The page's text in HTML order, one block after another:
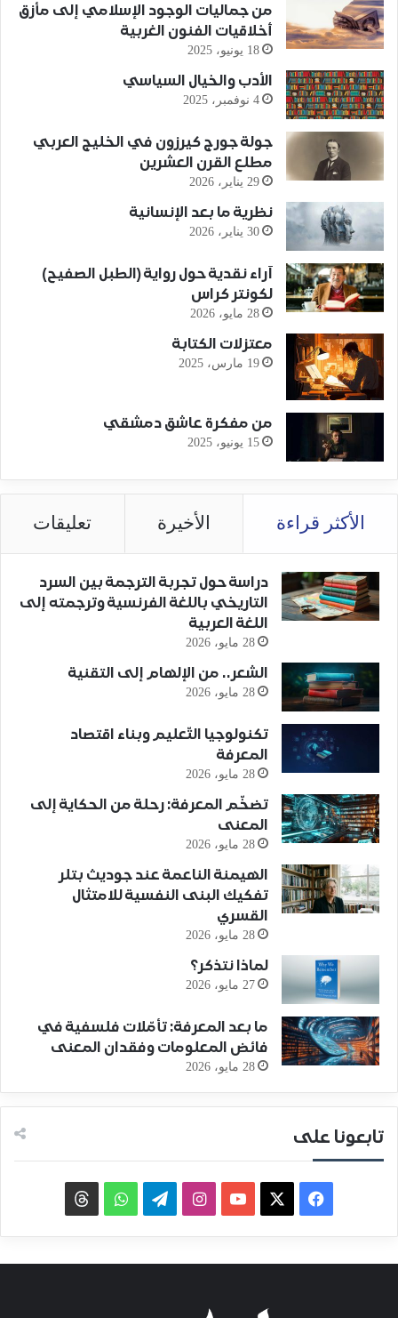
من جماليات الوجود الإسلامي إلى مأزق
أخلاقيات الفنون الغربية
18 يونيو، 2025
الأدب والخيال السياسي
4 نوفمبر، 2025
جولة جورج كيرزون في الخليج العربي
مطلع القرن العشرين
29 يناير، 2026
نظرية ما بعد الإنسانية
30 يناير، 2026
آراء نقدية حول رواية (الطبل الصفيح)
لكونتر كراس
28 مايو، 2026
معتزلات الكتابة
19 مارس، 2025
من مفكرة عاشق دمشقي
15 يونيو، 2025
الأكثر قراءة الأخيرة تعليقات
دراسة حول تجربة الترجمة بين السرد
التاريخي باللغة الفرنسية وترجمته إلى
اللغة العربية
28 مايو، 2026
الشعر.. من الإلهام إلى التقنية
28 مايو، 2026
تكنولوجيا التّعليم وبناء اقتصاد
المعرفة
28 مايو، 2026
تضخّم المعرفة: رحلة من الحكاية إلى
المعنى
28 مايو، 2026
الهيمنة الناعمة عند جوديث بتلر
تفكيك البنى النفسية للامتثال
القسري
28 مايو، 2026
لماذا نتذكر؟
27 مايو، 2026
ما بعد المعرفة: تأمّلات فلسفية في
فائض المعلومات وفقدان المعنى
28 مايو، 2026
تابعونا على